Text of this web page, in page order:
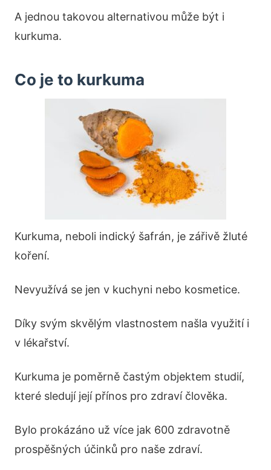
A jednou takovou alternativou může být i
kurkuma.
Co je to kurkuma
Kurkuma, neboli indický šafrán, je zářivě žluté
koření.
Nevyužívá se jen v kuchyni nebo kosmetice.
Díky svým skvělým vlastnostem našla využití i
v lékařství.
Kurkuma je poměrně častým objektem studií,
které sledují její přínos pro zdraví člověka.
Bylo prokázáno už více jak 600 zdravotně
prospěšných účinků pro naše zdraví.